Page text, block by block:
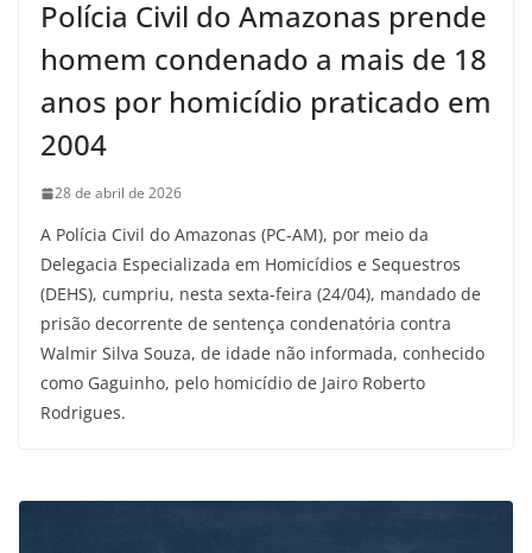
Polícia Civil do Amazonas prende
homem condenado a mais de 18
anos por homicídio praticado em
2004
28 de abril de 2026
A Polícia Civil do Amazonas (PC-AM), por meio da
Delegacia Especializada em Homicídios e Sequestros
(DEHS), cumpriu, nesta sexta-feira (24/04), mandado de
prisão decorrente de sentença condenatória contra
Walmir Silva Souza, de idade não informada, conhecido
como Gaguinho, pelo homicídio de Jairo Roberto
Rodrigues.